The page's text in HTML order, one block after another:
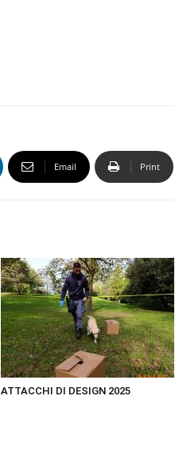
Email Print
ATTACCHI DI DESIGN 2025